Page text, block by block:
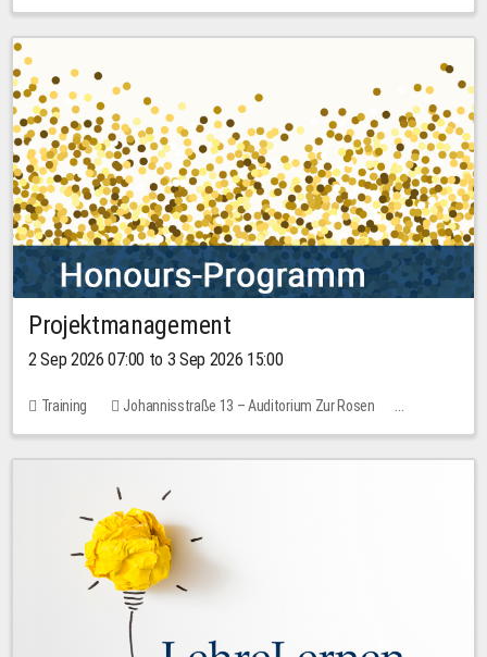
No free places
30.00 EUR
Projektmanagement
2 Sep 2026 07:00 to 3 Sep 2026 15:00
Training
Johannisstraße 13 – Auditorium Zur Rosen
1 place